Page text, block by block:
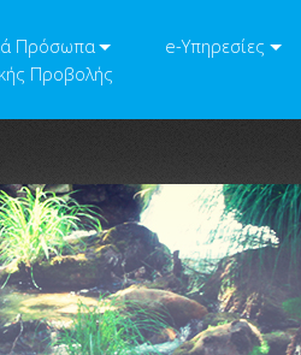
Πρόσωπα e-Υπηρεσίες
Προβολής